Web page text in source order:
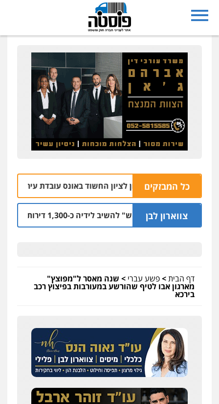
כל המבזקים
עיריית ראשון לציון החשוד באונס עובדת עירייה 10.08 | 13:52
צווארון לבן
מ"חלמיש" להשיב לידיה כ-1,300 דירות שנבנו לטובת הציבור
דף הבית>פשע עברי > שנה מאסר ל"מפוצץ"
מארגון אבו לטיף שהורשע במעורבות בפיצוץ רכב
בירכא